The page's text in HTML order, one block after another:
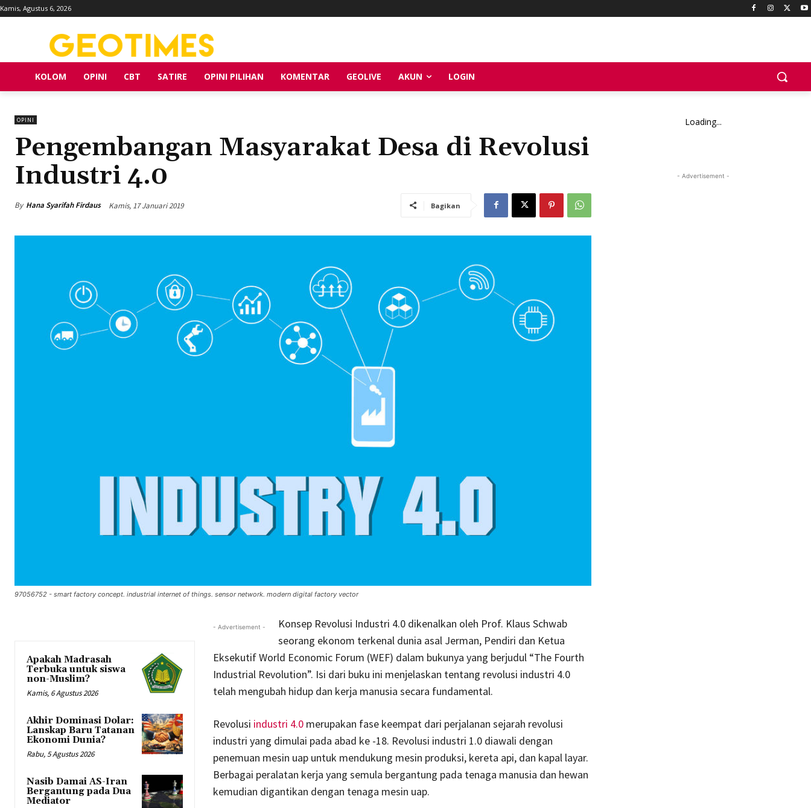
Kamis, Agustus 6, 2026
KOLOM OPINI CBT SATIRE OPINI PILIHAN KOMENTAR GEOLIVE AKUN LOGIN
OPINI
Pengembangan Masyarakat Desa di Revolusi
Industri 4.0
By Hana Syarifah Firdaus Kamis, 17 Januari 2019 Bagikan
97056752 - smart factory concept. industrial internet of things. sensor network. modern digital factory vector
Apakah Madrasah
Terbuka untuk siswa
non-Muslim?
Kamis, 6 Agustus 2026
Akhir Dominasi Dolar:
Lanskap Baru Tatanan
Ekonomi Dunia?
Rabu, 5 Agustus 2026
Nasib Damai AS-Iran
Bergantung pada Dua
Mediator
- Advertisement -
Konsep Revolusi Industri 4.0 dikenalkan oleh Prof. Klaus Schwab
seorang ekonom terkenal dunia asal Jerman, Pendiri dan Ketua
Eksekutif World Economic Forum (WEF) dalam bukunya yang berjudul “The Fourth
Industrial Revolution”. Isi dari buku ini menjelaskan tentang revolusi industri 4.0
telah mengubah hidup dan kerja manusia secara fundamental.
Revolusi industri 4.0merupakan fase keempat dari perjalanan sejarah revolusi
industri yang dimulai pada abad ke -18. Revolusi industri 1.0 diawali dengan
penemuan mesin uap untuk mendukung mesin produksi, kereta api, dan kapal layar.
Berbagai peralatan kerja yang semula bergantung pada tenaga manusia dan hewan
kemudian digantikan dengan tenaga mesin uap.
Loading...
- Advertisement -